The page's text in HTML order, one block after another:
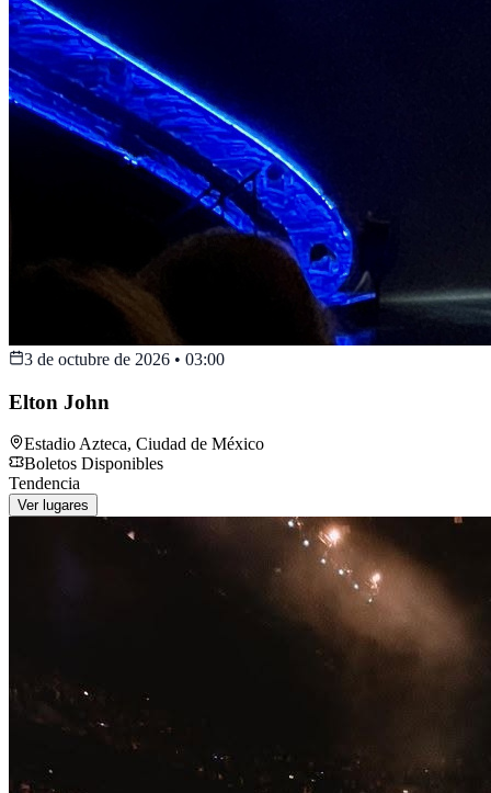
3 de octubre de 2026 • 03:00
Elton John
Estadio Azteca, Ciudad de México
Boletos Disponibles
Tendencia
Ver lugares